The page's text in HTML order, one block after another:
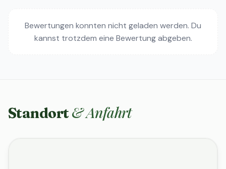
Bewertungen konnten nicht geladen werden. Du
kannst trotzdem eine Bewertung abgeben.
Standort & Anfahrt